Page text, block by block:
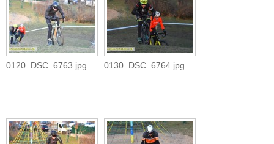
0120_DSC_6763.jpg 0130_DSC_6764.jpg